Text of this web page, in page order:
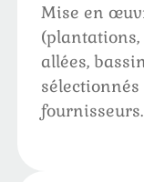
Mise en
(plantations,
allées,
fournisseurs.